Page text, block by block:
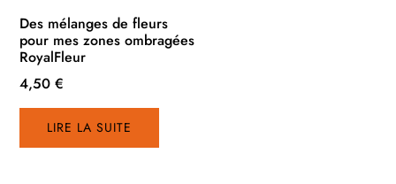
Des mélanges de fleurs
pour mes zones ombragées
RoyalFleur
4,50€
LIRE LA SUITE